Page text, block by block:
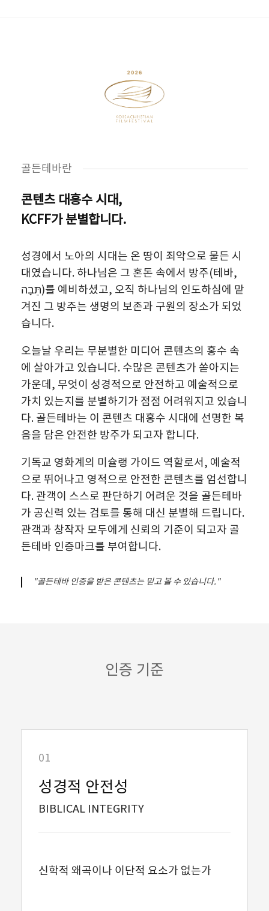
골든테바란
콘텐츠 대홍수 시대,
KCFF가 분별합니다.
성경에서 노아의 시대는 온 땅이 죄악으로 물든 시
대였습니다. 하나님은 그 혼돈 속에서 방주(테바,
תֵּבָה)를 예비하셨고, 오직 하나님의 인도하심에 맡
겨진 그 방주는 생명의 보존과 구원의 장소가 되었
습니다.
오늘날 우리는 무분별한 미디어 콘텐츠의 홍수 속
에 살아가고 있습니다. 수많은 콘텐츠가 쏟아지는
가운데, 무엇이 성경적으로 안전하고 예술적으로
가치 있는지를 분별하기가 점점 어려워지고 있습니
다. 골든테바는 이 콘텐츠 대홍수 시대에 선명한 복
음을 담은 안전한 방주가 되고자 합니다.
기독교 영화계의 미슐랭 가이드 역할로서, 예술적
으로 뛰어나고 영적으로 안전한 콘텐츠를 엄선합니
다. 관객이 스스로 판단하기 어려운 것을 골든테바
가 공신력 있는 검토를 통해 대신 분별해 드립니다.
관객과 창작자 모두에게 신뢰의 기준이 되고자 골
든테바 인증마크를 부여합니다.
"골든테바 인증을 받은 콘텐츠는 믿고 볼 수 있습니다."
인증 기준
01
성경적 안전성
BIBLICAL INTEGRITY
신학적 왜곡이나 이단적 요소가 없는가